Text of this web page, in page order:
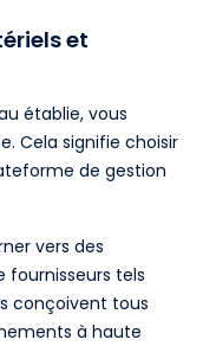
et
établie, vous
Cela signifie choisir
de gestion
vers des
fournisseurs tels
conçoivent tous
à haute